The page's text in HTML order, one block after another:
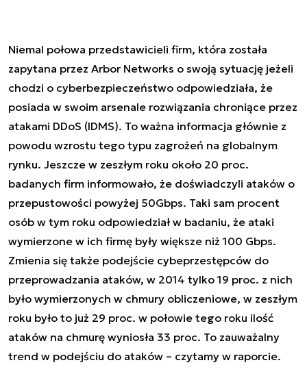
Niemal połowa przedstawicieli firm, która została
zapytana przez Arbor Networks o swoją sytuację jeżeli
chodzi o cyberbezpieczeństwo odpowiedziała, że
posiada w swoim arsenale rozwiązania chroniące przez
atakami DDoS (IDMS). To ważna informacja głównie z
powodu wzrostu tego typu zagrożeń na globalnym
rynku. Jeszcze w zeszłym roku około 20 proc.
badanych firm informowało, że doświadczyli ataków o
przepustowości powyżej 50Gbps. Taki sam procent
osób w tym roku odpowiedział w badaniu, że ataki
wymierzone w ich firmę były większe niż 100 Gbps.
Zmienia się także podejście cybeprzestępców do
przeprowadzania ataków, w 2014 tylko 19 proc. z nich
było wymierzonych w chmury obliczeniowe, w zeszłym
roku było to już 29 proc. w połowie tego roku ilość
ataków na chmurę wyniosła 33 proc. To zauważalny
trend w podejściu do ataków – czytamy w raporcie.